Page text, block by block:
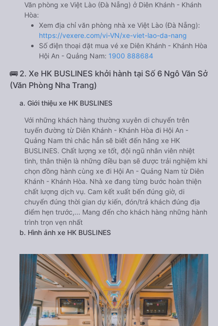
Văn phòng xe Việt Lào (Đà Nẵng) ở Diên Khánh - Khánh
Hòa:
Xem địa chỉ văn phòng nhà xe Việt Lào (Đà Nẵng):
https://vexere.com/vi-VN/xe-viet-lao-da-nang
Số điện thoại đặt mua vé xe Diên Khánh - Khánh Hòa
Hội An - Quảng Nam: 1900 888684
🚌 2. Xe HK BUSLINES khởi hành tại Số 6 Ngô Văn Sở
(Văn Phòng Nha Trang)
a. Giới thiệu xe HK BUSLINES
Với những khách hàng thường xuyên di chuyển trên
tuyến đường từ Diên Khánh - Khánh Hòa đi Hội An -
Quảng Nam thì chắc hẳn sẽ biết đến hãng xe HK
BUSLINES. Chất lượng xe tốt, đội ngũ nhân viên nhiệt
tình, thân thiện là những điều bạn sẽ được trải nghiệm khi
chọn đồng hành cùng xe đi Hội An - Quảng Nam từ Diên
Khánh - Khánh Hòa. Nhà xe đang từng bước hoàn thiện
chất lượng dịch vụ. Cam kết xuất bến đúng giờ, di
chuyển đúng thời gian dự kiến, đón/trả khách đúng địa
điểm hẹn trước,... Mang đến cho khách hàng những hành
trình trọn vẹn nhất
b. Hình ảnh xe HK BUSLINES